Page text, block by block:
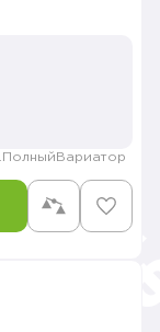
Полный Вариатор